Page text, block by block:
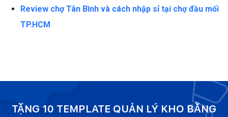
Review chợ Tân Bình và cách nhập sỉ tại chợ đầu mối
TP.HCM
TẶNG 10 TEMPLATE QUẢN LÝ KHO BẰNG